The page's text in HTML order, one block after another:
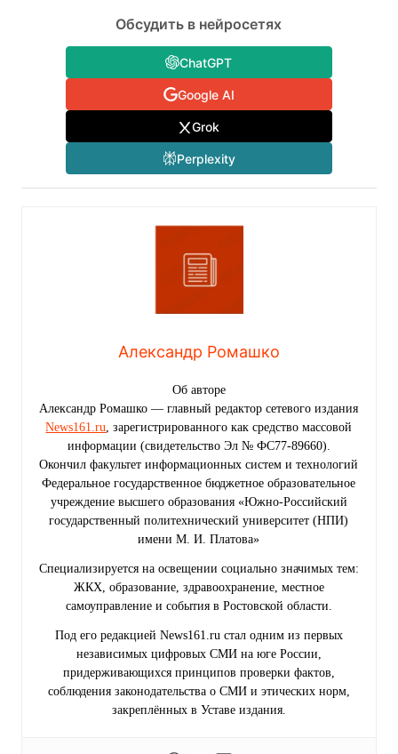
Обсудить в нейросетях
ChatGPT
Google AI
Grok
Perplexity
Александр Ромашко
Об авторе
Александр Ромашко — главный редактор сетевого издания
News161.ru, зарегистрированного как средство массовой
информации (свидетельство Эл № ФС77-89660).
Окончил факультет информационных систем и технологий
Федеральное государственное бюджетное образовательное
учреждение высшего образования «Южно-Российский
государственный политехнический университет (НПИ)
имени М. И. Платова»
Специализируется на освещении социально значимых тем:
ЖКХ, образование, здравоохранение, местное
самоуправление и события в Ростовской области.
Под его редакцией News161.ru стал одним из первых
независимых цифровых СМИ на юге России,
придерживающихся принципов проверки фактов,
соблюдения законодательства о СМИ и этических норм,
закреплённых в Уставе издания.